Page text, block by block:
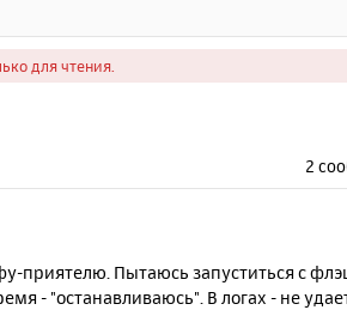
для чтения.
2
приятелю. Пытаюсь запуститься с
- "останавливаюсь". В логах - не